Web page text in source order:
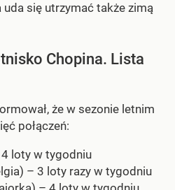
uda się utrzymać także zimą
Chopina. Lista
że w sezonie letnim
połączeń:
loty w tygodniu
– 3 loty razy w tygodniu